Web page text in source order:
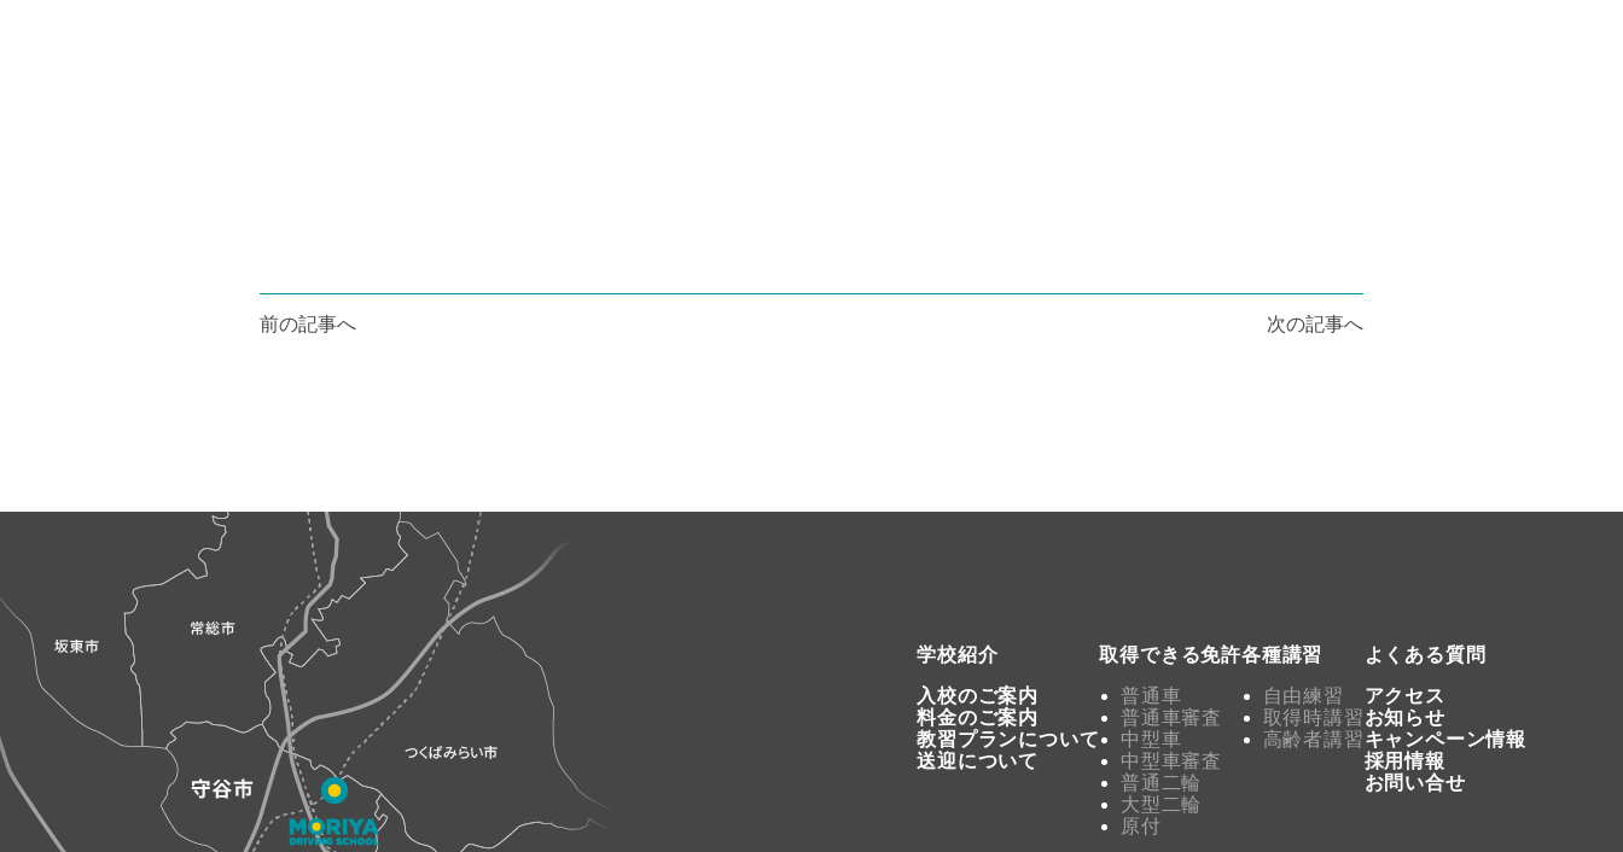
投
稿
シ
前の記事へ 次の記事へ
学校紹介
入校のご案内
料金のご案内
教習プランについて
送迎について
取得できる免許
普通車
普通車審査
中型車
中型車審査
普通二輪
大型二輪
原付
各種講習
自由練習
取得時講習
高齢者講習
よくある質問
アクセス
お知らせ
キャンペーン情報
採用情報
お問い合せ